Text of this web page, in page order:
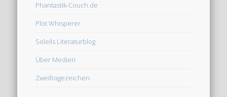
Phantastik-Couch.de
Plot Whisperer
Soleils Literaturblog
Über Medien
Zweifragezeichen